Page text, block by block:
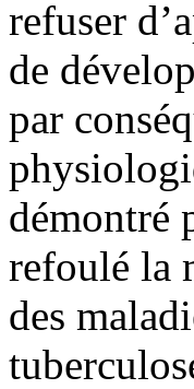
refuser
de
par
démontré
refoulé la
des